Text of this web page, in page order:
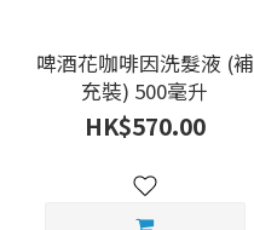
啤酒花咖啡因洗髮液 (補
充裝) 500毫升
HK$570.00